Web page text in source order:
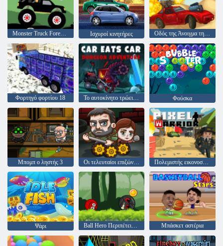
Monster Truck Forest-Παράδοση Ισχυροί κινητήρες Οδός της Άνοιγμα της Φούρης
Φορτηγό φορτίου 18 Φούσκα
Μπομπ ο ληστής 3 Οι τελευταίοι επιζώντες Πολεμιστής εικονοστοιχείων
Ψάρι Ball Hero Περιπέτεια: Κόκκινη μπάλα αναπήδησης Μπάσκετ αστέρια